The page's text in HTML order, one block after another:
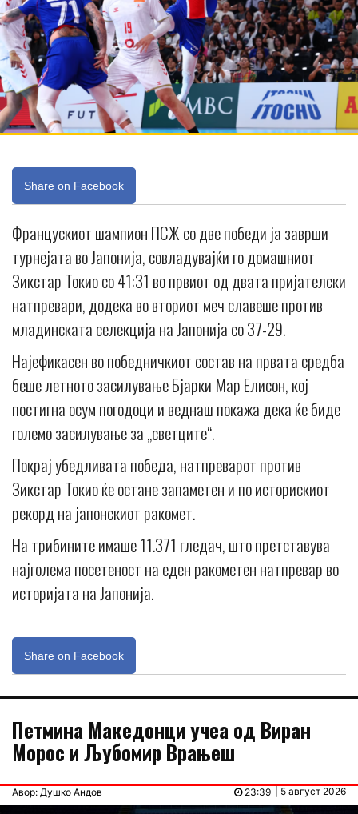
Share on Facebook
Францускиот шампион ПСЖ со две победи ја заврши
турнејата во Јапонија, совладувајќи го домашниот
Зикстар Токио со 41:31 во првиот од двата пријателски
натпревари, додека во вториот меч славеше против
младинската селекција на Јапонија со 37-29.
Најефикасен во победничкиот состав на првата средба
беше летното засилување Бјарки Мар Елисон, кој
постигна осум погодоци и веднаш покажа дека ќе биде
големо засилување за „светците“.
Покрај убедливата победа, натпреварот против
Зикстар Токио ќе остане запаметен и по историскиот
рекорд на јапонскиот ракомет.
На трибините имаше 11.371 гледач, што претставува
најголема посетеност на еден ракометен натпревар во
историјата на Јапонија.
Share on Facebook
Петмина Македонци учеа од Виран
Морос и Љубомир Врањеш
Авор: Душко Андов | 5 август 2026
23:39